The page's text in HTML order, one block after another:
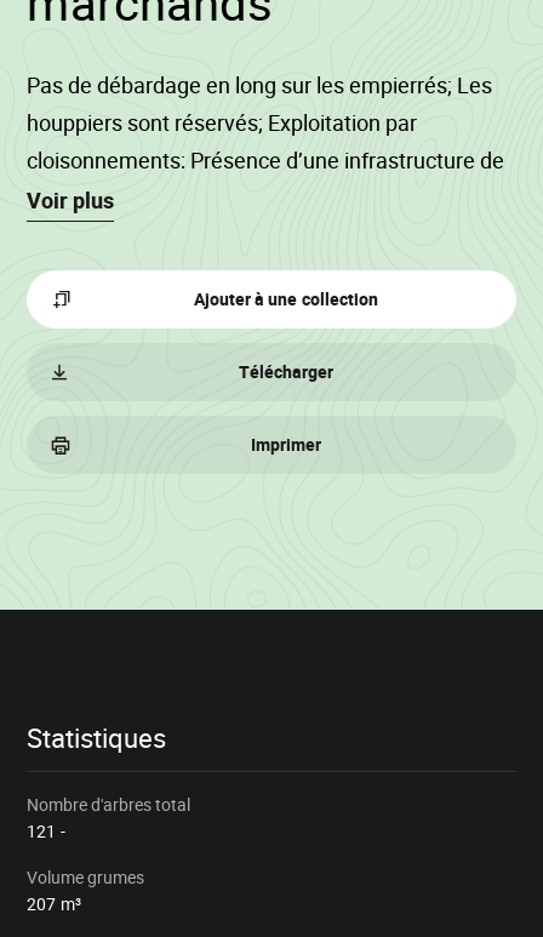
Pas de débardage en long sur les empierrés; Les
houppiers sont réservés; Exploitation par
cloisonnements; Présence d’une infrastructure de
type clôture d’autoroute SPW-Mi en bordure de la
se trouver sur les chemins et coupe-feux; Bois
Pirquin : les bois présents autour de la plantation
Bois d'Hé : Les bois numérotés 12 et 13 sont à
Voir plus
Ajouter à une collection
Télécharger
Imprimer
Informations
Statistiques
Nombre d'arbres total
121 -
Volume grumes
207 m³